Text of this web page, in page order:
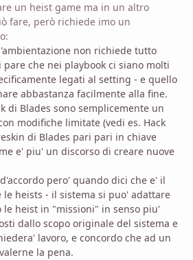
un heist game ma in un altro
fare, però richiede imo un
non richiede tutto
che nei playbook ci siano molti
legati al setting - e quello
abbastanza facilmente alla fine.
di Blades sono semplicemente un
modifiche limitate (vedi es. Hack
di Blades pari pari in chiave
e' piu' un discorso di creare nuove
pero' quando dici che e' il
le heists - il sistema si puo' adattare
heist in "missioni" in senso piu'
dallo scopo originale del sistema e
lavoro, e concordo che ad un
la pena.